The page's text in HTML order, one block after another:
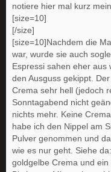
notiere hier mal kurz
[size=10]
[/size]
[size=10]Nachdem die
war, wurde sie auch
Espressi sahen eher aus
den Ausguss gekippt.
Crema sehr hell (jedoch
Sonntagabend nicht
nichts mehr. Keine
habe ich den Nippel am
Pulver genommen und
wie es nur geht. Siehe
goldgelbe Crema und